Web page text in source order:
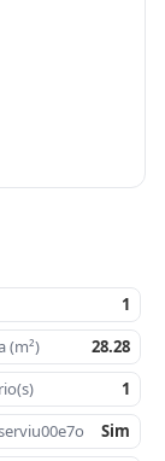
1
(m²)
28.28
1
Sim